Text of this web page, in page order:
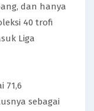
dan hanya
40 trofi
Liga
71,6
sebagai